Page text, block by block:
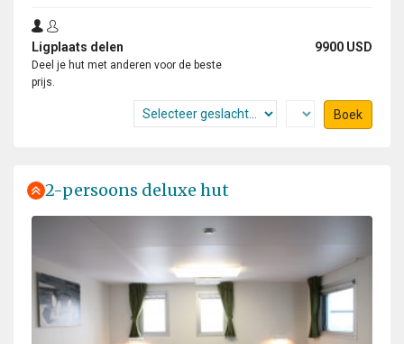
Ligplaats delen 9900 USD
Deel je hut met anderen voor de beste
prijs.
Boek
2-persoons deluxe hut